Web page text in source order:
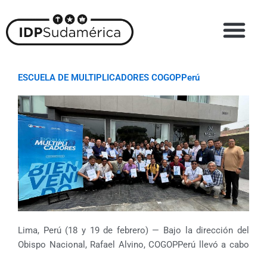
content
ESCUELA DE MULTIPLICADORES COGOPPerú
Lima, Perú (18 y 19 de febrero) — Bajo la dirección del
Obispo Nacional, Rafael Alvino, COGOPPerú llevó a cabo